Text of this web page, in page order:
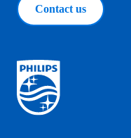
Contact us